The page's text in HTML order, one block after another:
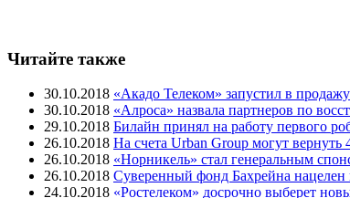
Читайте также
30.10.2018 «Акадо Телеком» запустил в
30.10.2018 «Алроса» назвала партнеров по
29.10.2018 Билайн принял на работу первого
26.10.2018 На счета Urban Group могут вернуть
26.10.2018 «Норникель» стал генеральным
26.10.2018 Суверенный фонд Бахрейна
24.10.2018 «Ростелеком» досрочно выберет